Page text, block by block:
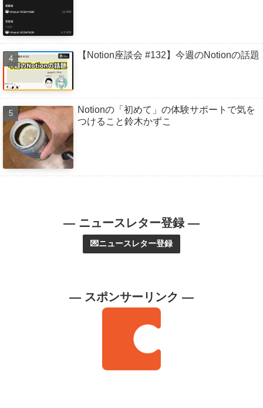
【Notion座談会 #132】今週のNotionの話題
Notionの「初めて」の体験サポートで気を
つけること鈴木かずこ
— ニュースレター登録 —
💌ニュースレター登録
— スポンサーリンク —